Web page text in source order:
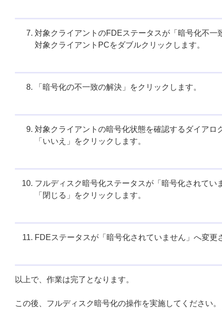
対象クライアントのFDEステータスが「暗号化不一
対象クライアントPCをダブルクリックします。
「暗号化の不一致の解決」をクリックします。
対象クライアントの暗号化状態を確認するダイアロ
「いいえ」をクリックします。
フルディスク暗号化ステータスが「暗号化されてい
「閉じる」をクリックします。
FDEステータスが「暗号化されていません」へ変更
以上で、作業は完了となります。
この後、フルディスク暗号化の操作を実施してください。